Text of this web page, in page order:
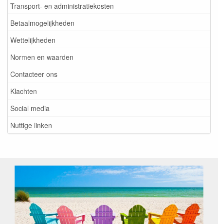
Transport- en administratiekosten
Betaalmogelijkheden
Wettelijkheden
Normen en waarden
Contacteer ons
Klachten
Social media
Nuttige linken